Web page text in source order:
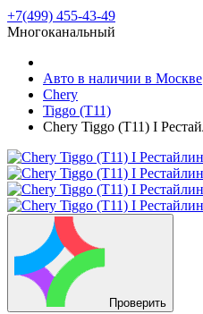
+7(499) 455-43-49
Многоканальный
Авто в наличии в Москве
Chery
Tiggo (T11)
Chery Tiggo (T11) I
Проверить